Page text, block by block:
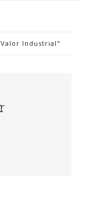
Industrial"